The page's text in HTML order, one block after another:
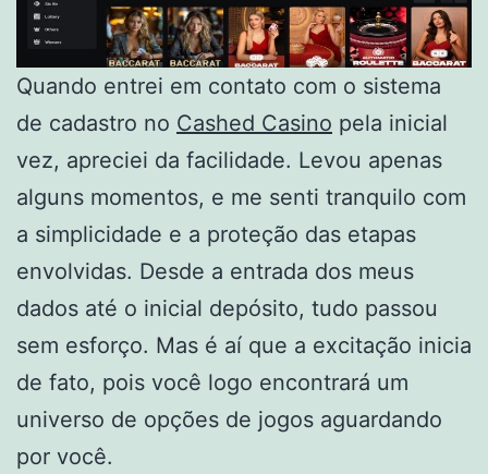
Quando entrei em contato com o sistema
de cadastro no Cashed Casino pela inicial
vez, apreciei da facilidade. Levou apenas
alguns momentos, e me senti tranquilo com
a simplicidade e a proteção das etapas
envolvidas. Desde a entrada dos meus
dados até o inicial depósito, tudo passou
sem esforço. Mas é aí que a excitação inicia
de fato, pois você logo encontrará um
universo de opções de jogos aguardando
por você.